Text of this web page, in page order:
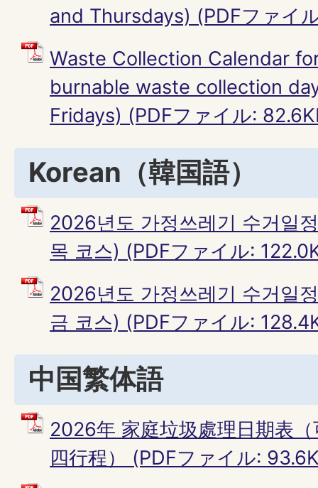
and Thursdays) (PDFファイ
Waste Collection Calendar
burnable waste collection
Fridays) (PDFファイル:
Korean（韓国語）
2026년도 가정쓰레기 수거일
목 코스) (PDFファイル:
2026년도 가정쓰레기 수거일
금 코스) (PDFファイル:
中国繁体語
2026年 家庭垃圾處理日期表
四行程） (PDFファイル: